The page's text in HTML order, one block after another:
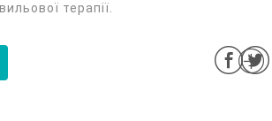
терапії.